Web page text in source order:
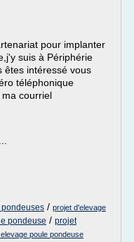
pour implanter
suis à Périphérie
êtes intéressé vous
téléphonique
courriel
/ projet d'elevage
pondeuse / projet
poule pondeuse